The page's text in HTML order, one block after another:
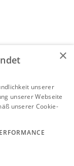
vorbehalten |
×
unserer
unserer Webseite
unserer Cookie-